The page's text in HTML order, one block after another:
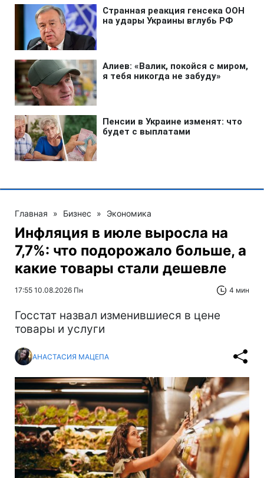
Главная » Бизнес » Экономика
Инфляция в июле выросла на
7,7%: что подорожало больше, а
какие товары стали дешевле
17:55 10.08.2026 Пн 4 мин
Госстат назвал изменившиеся в цене
товары и услуги
АНАСТАСИЯ МАЦЕПА